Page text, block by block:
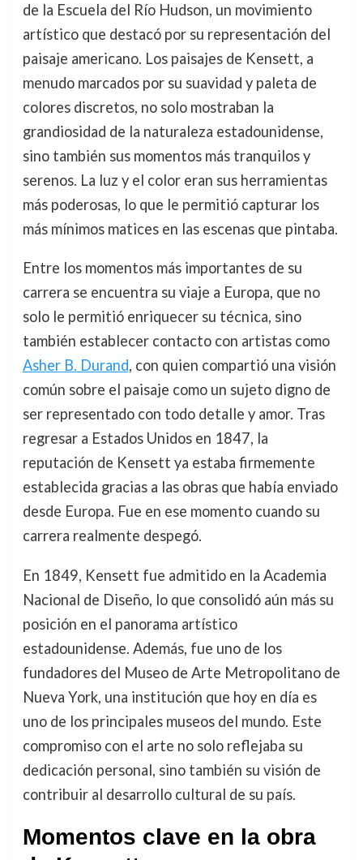
de la Escuela del Río Hudson, un movimiento
artístico que destacó por su representación del
paisaje americano. Los paisajes de Kensett, a
menudo marcados por su suavidad y paleta de
colores discretos, no solo mostraban la
grandiosidad de la naturaleza estadounidense,
sino también sus momentos más tranquilos y
serenos. La luz y el color eran sus herramientas
más poderosas, lo que le permitió capturar los
más mínimos matices en las escenas que pintaba.
Entre los momentos más importantes de su
carrera se encuentra su viaje a Europa, que no
solo le permitió enriquecer su técnica, sino
también establecer contacto con artistas como
Asher B. Durand, con quien compartió una visión
común sobre el paisaje como un sujeto digno de
ser representado con todo detalle y amor. Tras
regresar a Estados Unidos en 1847, la
reputación de Kensett ya estaba firmemente
establecida gracias a las obras que había enviado
desde Europa. Fue en ese momento cuando su
carrera realmente despegó.
En 1849, Kensett fue admitido en la Academia
Nacional de Diseño, lo que consolidó aún más su
posición en el panorama artístico
estadounidense. Además, fue uno de los
fundadores del Museo de Arte Metropolitano de
Nueva York, una institución que hoy en día es
uno de los principales museos del mundo. Este
compromiso con el arte no solo reflejaba su
dedicación personal, sino también su visión de
contribuir al desarrollo cultural de su país.
Momentos clave en la obra